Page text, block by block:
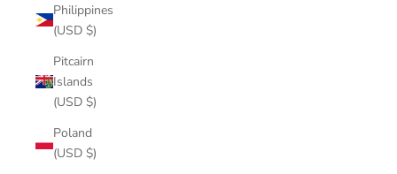
Philippines
(USD $)
Pitcairn
Islands
(USD $)
Poland
(USD $)